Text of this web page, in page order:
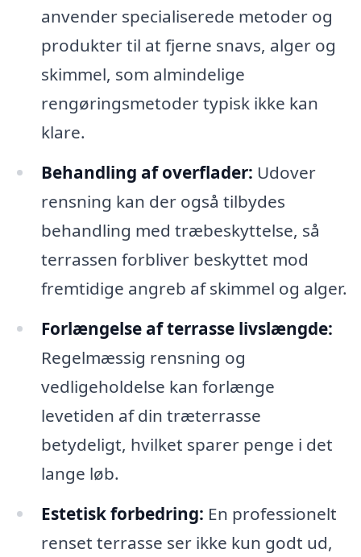
anvender specialiserede metoder og
produkter til at fjerne snavs, alger og
skimmel, som almindelige
rengøringsmetoder typisk ikke kan
klare.
Behandling af overflader: Udover
rensning kan der også tilbydes
behandling med træbeskyttelse, så
terrassen forbliver beskyttet mod
fremtidige angreb af skimmel og alger.
Forlængelse af terrasse livslængde:
Regelmæssig rensning og
vedligeholdelse kan forlænge
levetiden af din træterrasse
betydeligt, hvilket sparer penge i det
lange løb.
Estetisk forbedring: En professionelt
renset terrasse ser ikke kun godt ud,